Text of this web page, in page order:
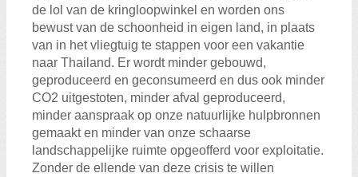
de lol van de kringloopwinkel en worden ons
bewust van de schoonheid in eigen land, in plaats
van in het vliegtuig te stappen voor een vakantie
naar Thailand. Er wordt minder gebouwd,
geproduceerd en geconsumeerd en dus ook minder
CO2 uitgestoten, minder afval geproduceerd,
minder aanspraak op onze natuurlijke hulpbronnen
gemaakt en minder van onze schaarse
landschappelijke ruimte opgeofferd voor exploitatie.
Zonder de ellende van deze crisis te willen